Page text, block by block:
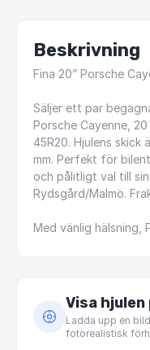
Beskrivning
Fina 20” Porsche
Säljer ett par
Porsche Cayenne, 20
45R20. Hjulens skick
mm. Perfekt för
och pålitligt val till sin
Rydsgård​/​Malmö.
Med vänlig hälsning,
Visa hjulen
Ladda upp en
fotorealistisk